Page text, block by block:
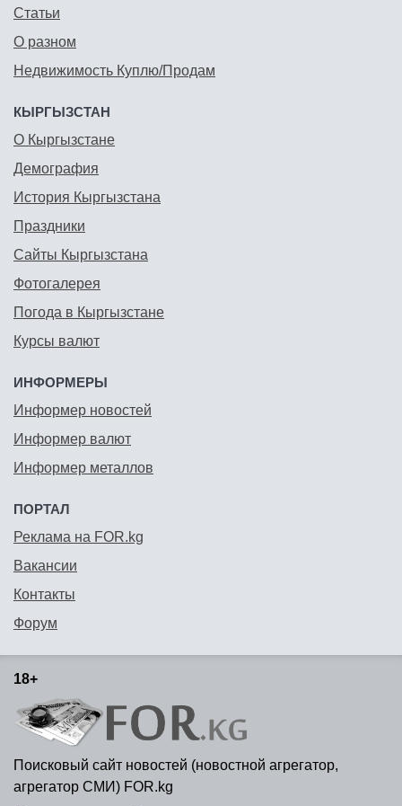
Статьи
О разном
Недвижимость Куплю/Продам
КЫРГЫЗСТАН
О Кыргызстане
Демография
История Кыргызстана
Праздники
Сайты Кыргызстана
Фотогалерея
Погода в Кыргызстане
Курсы валют
ИНФОРМЕРЫ
Информер новостей
Информер валют
Информер металлов
ПОРТАЛ
Реклама на FOR.kg
Вакансии
Контакты
Форум
18+
Поисковый сайт новостей (новостной агрегатор,
агрегатор СМИ) FOR.kg